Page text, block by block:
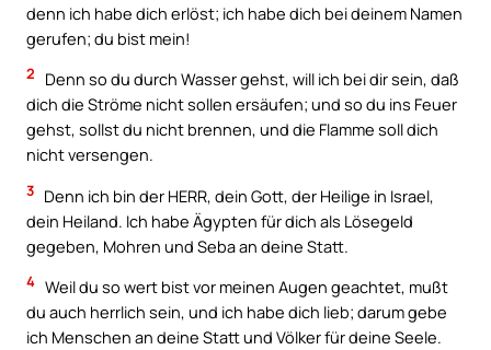
denn ich habe dich erlöst; ich habe dich bei deinem Namen
gerufen; du bist mein!
2
Denn so du durch Wasser gehst, will ich bei dir sein, daß
dich die Ströme nicht sollen ersäufen; und so du ins Feuer
gehst, sollst du nicht brennen, und die Flamme soll dich
nicht versengen.
3 Denn ich bin der HERR, dein Gott, der Heilige in Israel,
dein Heiland. Ich habe Ägypten für dich als Lösegeld
gegeben, Mohren und Seba an deine Statt.
4 Weil du so wert bist vor meinen Augen geachtet, mußt
du auch herrlich sein, und ich habe dich lieb; darum gebe
ich Menschen an deine Statt und Völker für deine Seele.